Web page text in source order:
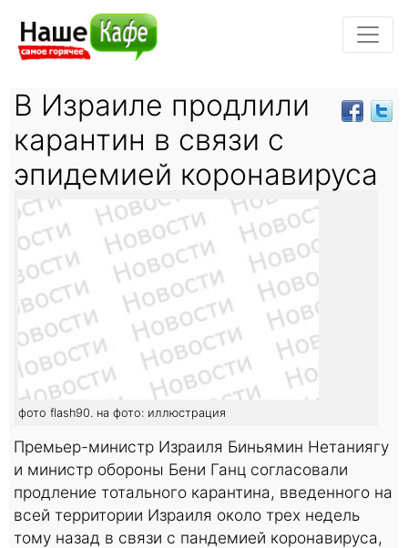
В Израиле продлили
карантин в связи с
эпидемией коронавируса
фото flash90. на фото: иллюстрация
Премьер-министр Израиля Биньямин Нетаниягу
и министр обороны Бени Ганц согласовали
продление тотального карантина, введенного на
всей территории Израиля около трех недель
тому назад в связи с пандемией коронавируса,